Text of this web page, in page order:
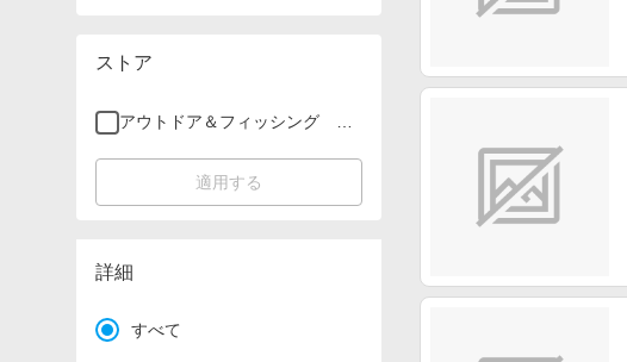
ストア
アウトドア＆フィッシング ナ
適用する
詳細
すべて